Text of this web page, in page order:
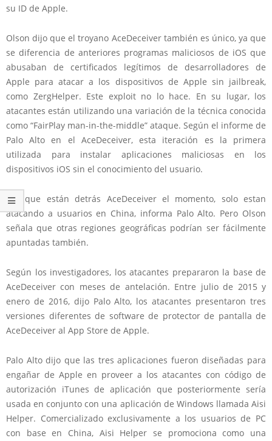
su ID de Apple.
Olson dijo que el troyano AceDeceiver también es único, ya que
se diferencia de anteriores programas maliciosos de iOS que
abusaban de certificados legítimos de desarrolladores de
Apple para atacar a los dispositivos de Apple sin jailbreak,
como ZergHelper. Este exploit no lo hace. En su lugar, los
atacantes están utilizando una variación de la técnica conocida
como “FairPlay man-in-the-middle” ataque. Según el informe de
Palo Alto en el AceDeceiver, esta iteración es la primera
utilizada para instalar aplicaciones maliciosas en los
dispositivos iOS sin el conocimiento del usuario.
Los que están detrás AceDeceiver el momento, solo estan
atacando a usuarios en China, informa Palo Alto. Pero Olson
señala que otras regiones geográficas podrían ser fácilmente
apuntadas también.
Según los investigadores, los atacantes prepararon la base de
AceDeceiver con meses de antelación. Entre julio de 2015 y
enero de 2016, dijo Palo Alto, los atacantes presentaron tres
versiones diferentes de software de protector de pantalla de
AceDeceiver al App Store de Apple.
Palo Alto dijo que las tres aplicaciones fueron diseñadas para
engañar de Apple en proveer a los atacantes con código de
autorización iTunes de aplicación que posteriormente sería
usada en conjunto con una aplicación de Windows llamada Aisi
Helper. Comercializado exclusivamente a los usuarios de PC
con base en China, Aisi Helper se promociona como una